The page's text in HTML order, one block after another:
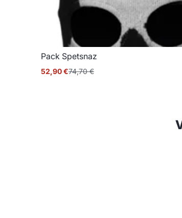
Pack Spetsnaz
Prix
52,90 €
Prix
74,70 €